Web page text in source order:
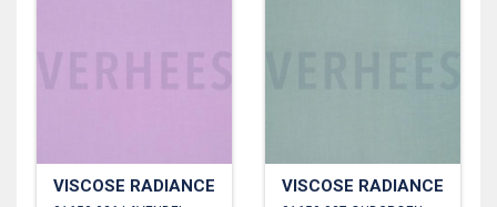
VISCOSE RADIANCE VISCOSE RADIANCE